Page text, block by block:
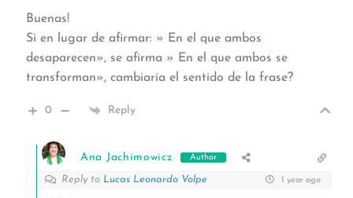
Buenas!
Si en lugar de afirmar: » En el que ambos
desaparecen», se afirma » En el que ambos se
transforman», cambiaría el sentido de la frase?
0 Reply
Ana Jachimowicz Author
Reply to Lucas Leonardo Volpe 1 year ago